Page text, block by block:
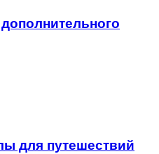
для путешествий